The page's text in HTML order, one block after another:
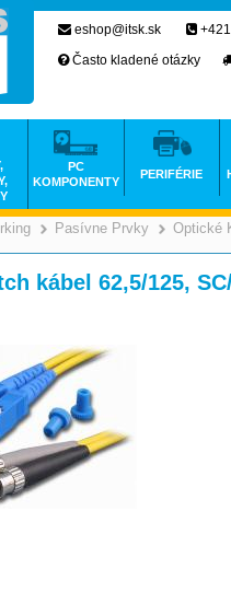
>
Pasívne Prvky Optické
kábel 62,5/125,
eshop@itsk.sk
Často kladené otázky
PC
KOMPONENTY
PERIFÉRIE